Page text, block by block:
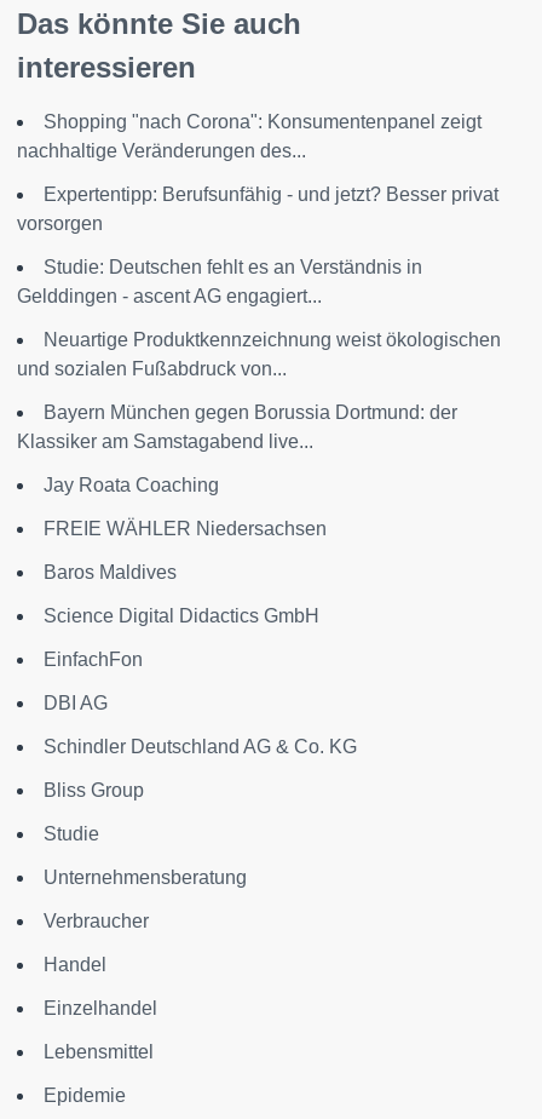
Das könnte Sie auch
interessieren
Shopping "nach Corona": Konsumentenpanel zeigt
nachhaltige Veränderungen des...
Expertentipp: Berufsunfähig - und jetzt? Besser privat
vorsorgen
Studie: Deutschen fehlt es an Verständnis in
Gelddingen - ascent AG engagiert...
Neuartige Produktkennzeichnung weist ökologischen
und sozialen Fußabdruck von...
Bayern München gegen Borussia Dortmund: der
Klassiker am Samstagabend live...
Jay Roata Coaching
FREIE WÄHLER Niedersachsen
Baros Maldives
Science Digital Didactics GmbH
EinfachFon
DBI AG
Schindler Deutschland AG & Co. KG
Bliss Group
Studie
Unternehmensberatung
Verbraucher
Handel
Einzelhandel
Lebensmittel
Epidemie